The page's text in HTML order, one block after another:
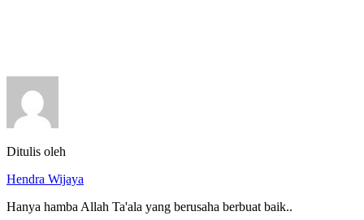
Ditulis oleh
Hendra Wijaya
Hanya hamba Allah Ta'ala yang berusaha berbuat baik..